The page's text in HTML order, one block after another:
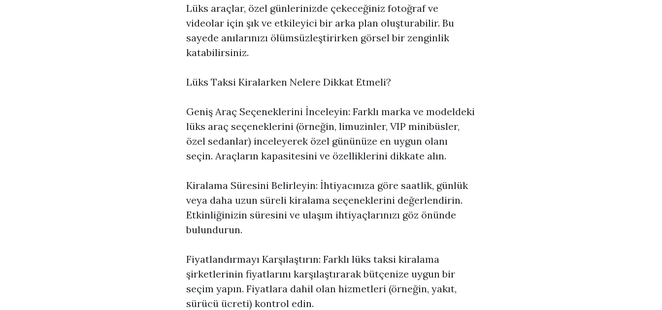
Lüks araçlar, özel günlerinizde çekeceğiniz fotoğraf ve
videolar için şık ve etkileyici bir arka plan oluşturabilir. Bu
sayede anılarınızı ölümsüzleştirirken görsel bir zenginlik
katabilirsiniz.
Lüks Taksi Kiralarken Nelere Dikkat Etmeli?
Geniş Araç Seçeneklerini İnceleyin: Farklı marka ve modeldeki
lüks araç seçeneklerini (örneğin, limuzinler, VIP minibüsler,
özel sedanlar) inceleyerek özel gününüze en uygun olanı
seçin. Araçların kapasitesini ve özelliklerini dikkate alın.
Kiralama Süresini Belirleyin: İhtiyacınıza göre saatlik, günlük
veya daha uzun süreli kiralama seçeneklerini değerlendirin.
Etkinliğinizin süresini ve ulaşım ihtiyaçlarınızı göz önünde
bulundurun.
Fiyatlandırmayı Karşılaştırın: Farklı lüks taksi kiralama
şirketlerinin fiyatlarını karşılaştırarak bütçenize uygun bir
seçim yapın. Fiyatlara dahil olan hizmetleri (örneğin, yakıt,
sürücü ücreti) kontrol edin.